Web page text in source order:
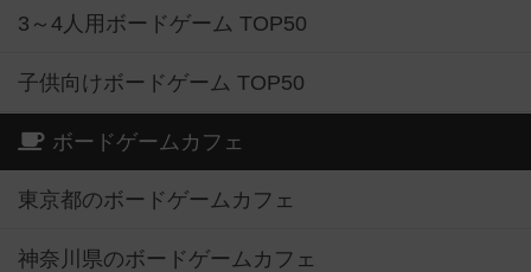
3～4人用ボードゲーム TOP50
子供向けボードゲーム TOP50
ボードゲームカフェ
東京都のボードゲームカフェ
神奈川県のボードゲームカフェ